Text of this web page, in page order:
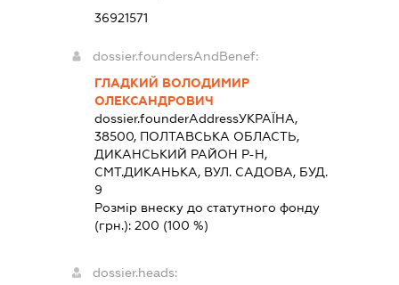
36921571
dossier.foundersAndBenef:
ГЛАДКИЙ ВОЛОДИМИР
ОЛЕКСАНДРОВИЧ
dossier.founderAddressУКРАЇНА,
38500, ПОЛТАВСЬКА ОБЛАСТЬ,
ДИКАНСЬКИЙ РАЙОН Р-Н,
СМТ.ДИКАНЬКА, ВУЛ. САДОВА, БУД.
9
Розмір внеску до статутного фонду
(грн.):200 (100 %)
dossier.heads: